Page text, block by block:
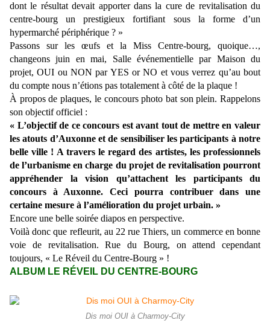
dont le résultat devait apporter dans la cure de revitalisation du
centre-bourg un prestigieux fortifiant sous la forme d’un
hypermarché périphérique ? »
Passons sur les œufs et la Miss Centre-bourg, quoique…,
changeons juin en mai, Salle événementielle par Maison du
projet, OUI ou NON par YES or NO et vous verrez qu’au bout
du compte nous n’étions pas totalement à côté de la plaque !
À propos de plaques, le concours photo bat son plein. Rappelons
son objectif officiel :
« L’objectif de ce concours est avant tout de mettre en valeur
les atouts d’Auxonne et de sensibiliser les participants à notre
belle ville ! A travers le regard des artistes, les professionnels
de l’urbanisme en charge du projet de revitalisation pourront
appréhender la vision qu’attachent les participants du
concours à Auxonne. Ceci pourra contribuer dans une
certaine mesure à l’amélioration du projet urbain. »
Encore une belle soirée diapos en perspective.
Voilà donc que refleurit, au 22 rue Thiers, un commerce en bonne
voie de revitalisation. Rue du Bourg, on attend cependant
toujours, « Le Réveil du Centre-Bourg » !
ALBUM LE RÉVEIL DU CENTRE-BOURG
Dis moi OUI à Charmoy-City